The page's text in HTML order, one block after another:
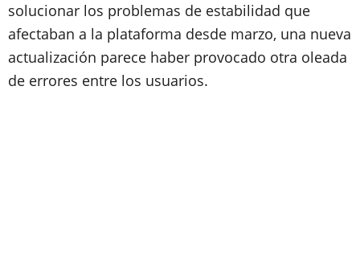
solucionar los problemas de estabilidad que
afectaban a la plataforma desde marzo, una nueva
actualización parece haber provocado otra oleada
de errores entre los usuarios.